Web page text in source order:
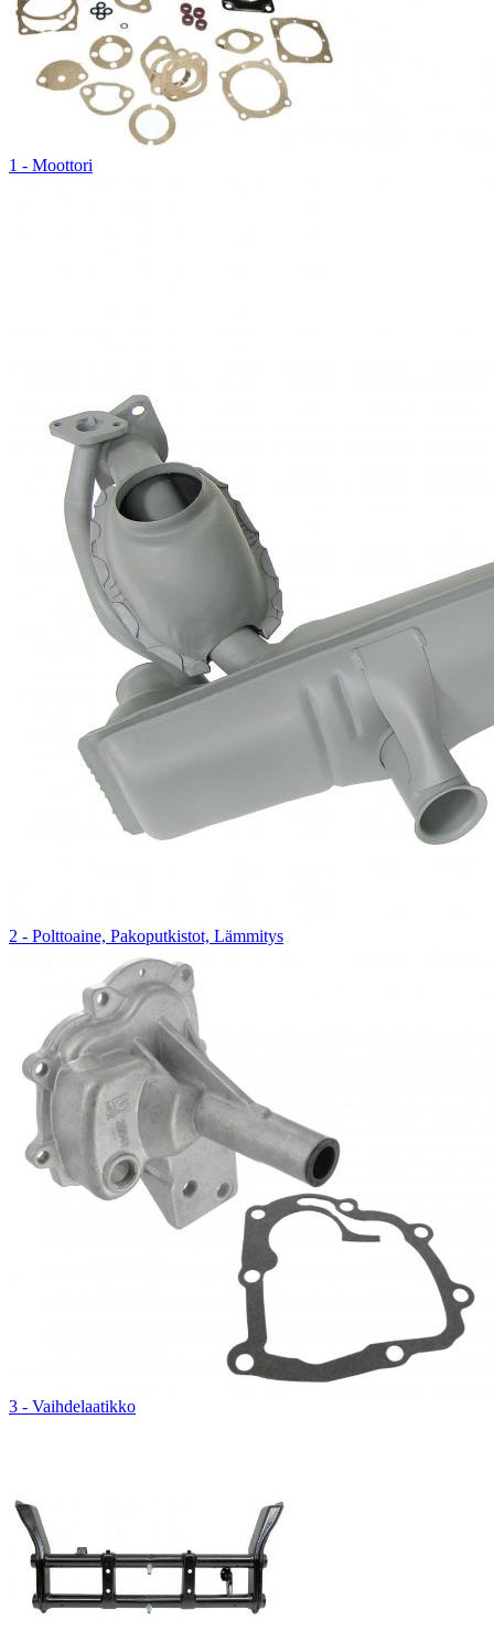
1 - Moottori
2 - Polttoaine, Pakoputkistot, Lämmitys
3 - Vaihdelaatikko